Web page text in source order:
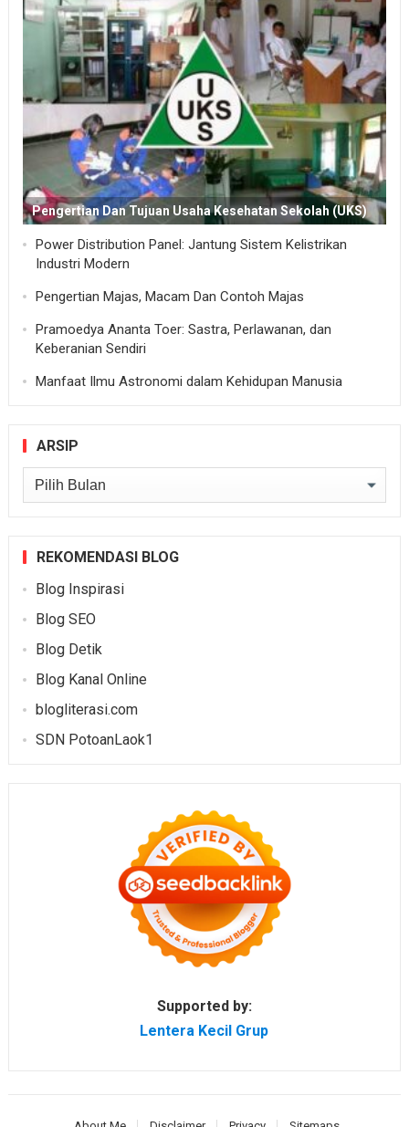
Pengertian Dan Tujuan Usaha Kesehatan Sekolah (UKS)
Power Distribution Panel: Jantung Sistem Kelistrikan
Industri Modern
Pengertian Majas, Macam Dan Contoh Majas
Pramoedya Ananta Toer: Sastra, Perlawanan, dan
Keberanian Sendiri
Manfaat Ilmu Astronomi dalam Kehidupan Manusia
ARSIP
Arsip
REKOMENDASI BLOG
Blog Inspirasi
Blog SEO
Blog Detik
Blog Kanal Online
blogliterasi.com
SDN PotoanLaok1
Supported by:
Lentera Kecil Grup